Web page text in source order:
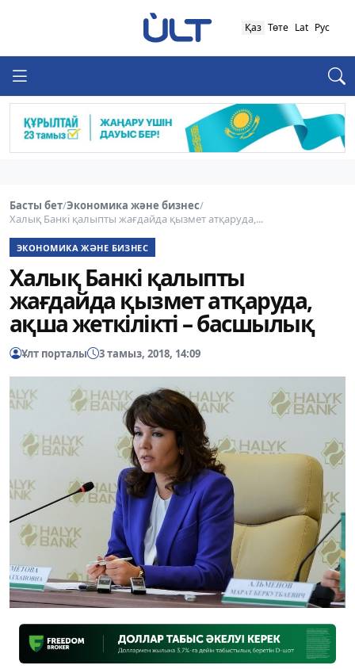
Қаз Төте Lat Рус
Басты бет/Экономика және бизнес/
Халық Банкі қалыпты жағдайда қызмет атқаруда,...
ЭКОНОМИКА ЖӘНЕ БИЗНЕС
Халық Банкі қалыпты
жағдайда қызмет атқаруда,
ақша жеткілікті – басшылық
Ұлт порталы 3 тамыз, 2018, 14:09